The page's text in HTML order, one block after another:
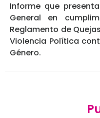
Informe que
General en
Reglamento de
Violencia Política
Género.